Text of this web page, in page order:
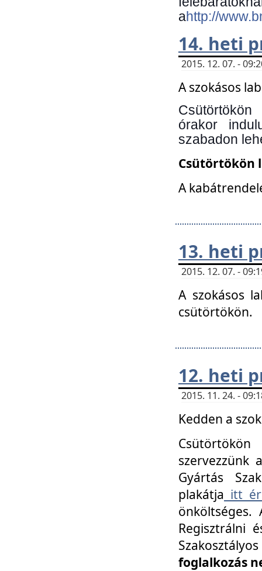
ahttp://
14. heti
2015. 12. 07. -
A szokásos
órakor
szabadon
Csütörtökön
A
13. heti
2015. 12. 07. -
A szokásos
csütörtökön.
12. heti
2015. 11. 24. -
Kedden a
szervezzünk
Gyártás
plakátja itt
Regisztrálni
foglalkozás